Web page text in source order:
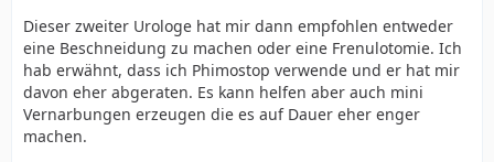
Dieser zweiter Urologe hat mir dann empfohlen entweder
eine Beschneidung zu machen oder eine Frenulotomie. Ich
hab erwähnt, dass ich Phimostop verwende und er hat mir
davon eher abgeraten. Es kann helfen aber auch mini
Vernarbungen erzeugen die es auf Dauer eher enger
machen.